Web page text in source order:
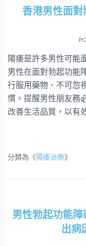
香港男性面對
陽痿是許多男性可能
男性在面對勃起功能
行服用藥物、不可忽
慣。提醒男性朋友務
改善生活品質，以有
分類為《 陽痿治療》
男性勃起功能
出病